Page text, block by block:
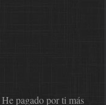
He pagado por ti más